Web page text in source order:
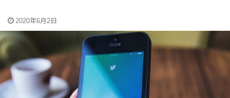
2020年6月2日